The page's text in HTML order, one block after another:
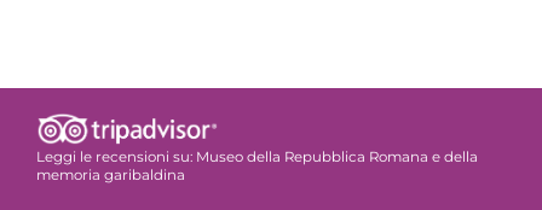
Leggi le recensioni su: Museo della Repubblica Romana e della
memoria garibaldina